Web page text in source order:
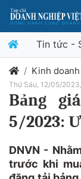
Tin tức -
Kinh
Thứ Sáu, 12/05/
Bảng
5/2023:
DNVN -
trước khi